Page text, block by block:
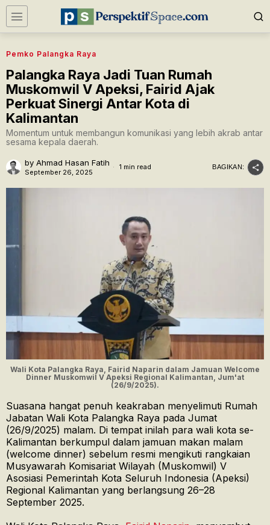
Pemko Palangka Raya
Palangka Raya Jadi Tuan Rumah
Muskomwil V Apeksi, Fairid Ajak
Perkuat Sinergi Antar Kota di
Kalimantan
Momentum untuk membangun komunikasi yang lebih akrab antar
sesama kepala daerah.
by Ahmad Hasan Fatih
September 26, 2025
1 min read BAGIKAN:
Wali Kota Palangka Raya, Fairid Naparin dalam Jamuan Welcome
Dinner Muskomwil V Apeksi Regional Kalimantan, Jum'at
(26/9/2025).
Suasana hangat penuh keakraban menyelimuti Rumah
Jabatan Wali Kota Palangka Raya pada Jumat
(26/9/2025) malam. Di tempat inilah para wali kota se-
Kalimantan berkumpul dalam jamuan makan malam
(welcome dinner) sebelum resmi mengikuti rangkaian
Musyawarah Komisariat Wilayah (Muskomwil) V
Asosiasi Pemerintah Kota Seluruh Indonesia (Apeksi)
Regional Kalimantan yang berlangsung 26–28
September 2025.